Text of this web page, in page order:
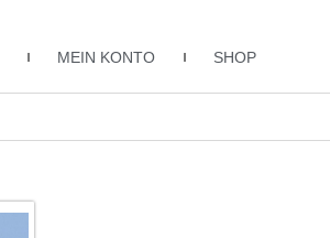
MEIN KONTO SHOP